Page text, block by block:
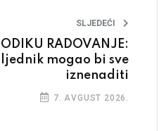
SLJEDEĆI
RADOVANJE:
mogao bi sve
iznenaditi
7. AVGUST 2026.